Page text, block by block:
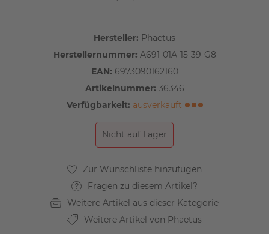
Hersteller: Phaetus
Herstellernummer: A691-01A-15-39-G8
EAN: 6973090162160
Artikelnummer: 36346
Verfügbarkeit: ausverkauft
Nicht auf Lager
Fragen zu diesem Artikel?
Weitere Artikel aus dieser Kategorie
Weitere Artikel von Phaetus